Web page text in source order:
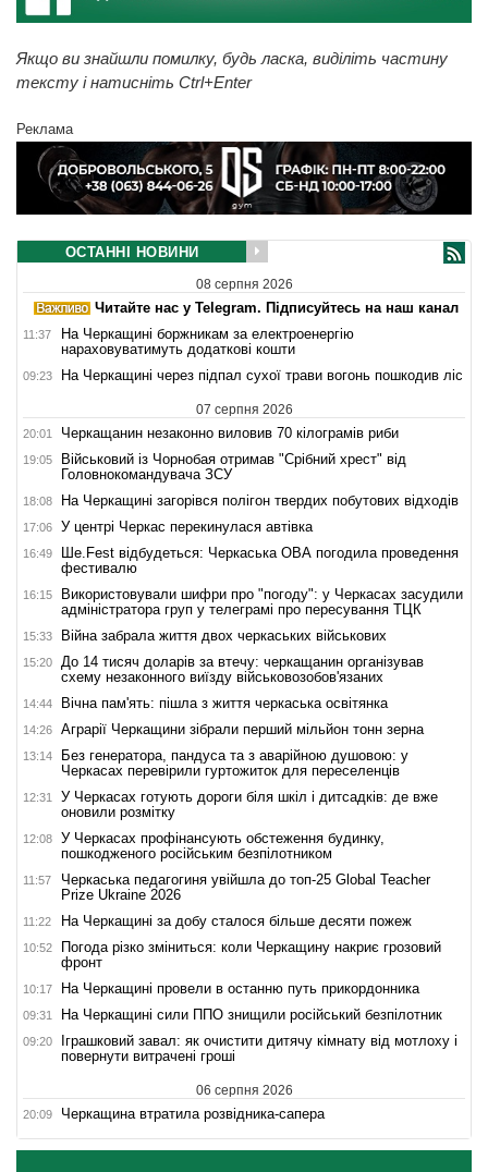
Якщо ви знайшли помилку, будь ласка, виділіть частину
тексту і натисніть Ctrl+Enter
Реклама
ОСТАННІ НОВИНИ
08 серпня 2026
Читайте нас у Telegram. Підписуйтесь на наш канал
11:37
На Черкащині боржникам за електроенергію
нараховуватимуть додаткові кошти
09:23 На Черкащині через підпал сухої трави вогонь пошкодив ліс
07 серпня 2026
20:01 Черкащанин незаконно виловив 70 кілограмів риби
19:05
Військовий із Чорнобая отримав "Срібний хрест" від
Головнокомандувача ЗСУ
18:08 На Черкащині загорівся полігон твердих побутових відходів
17:06 У центрі Черкас перекинулася автівка
16:49
Ше.Fest відбудеться: Черкаська ОВА погодила проведення
фестивалю
16:15
Використовували шифри про "погоду": у Черкасах засудили
адміністратора груп у телеграмі про пересування ТЦК
15:33 Війна забрала життя двох черкаських військових
15:20
До 14 тисяч доларів за втечу: черкащанин організував
схему незаконного виїзду військовозобов'язаних
14:44 Вічна пам'ять: пішла з життя черкаська освітянка
14:26 Аграрії Черкащини зібрали перший мільйон тонн зерна
13:14
Без генератора, пандуса та з аварійною душовою: у
Черкасах перевірили гуртожиток для переселенців
12:31
У Черкасах готують дороги біля шкіл і дитсадків: де вже
оновили розмітку
12:08
У Черкасах профінансують обстеження будинку,
пошкодженого російським безпілотником
11:57
Черкаська педагогиня увійшла до топ-25 Global Teacher
Prize Ukraine 2026
11:22 На Черкащині за добу сталося більше десяти пожеж
10:52
Погода різко зміниться: коли Черкащину накриє грозовий
фронт
10:17 На Черкащині провели в останню путь прикордонника
09:31 На Черкащині сили ППО знищили російський безпілотник
09:20
Іграшковий завал: як очистити дитячу кімнату від мотлоху і
повернути витрачені гроші
06 серпня 2026
20:09 Черкащина втратила розвідника-сапера